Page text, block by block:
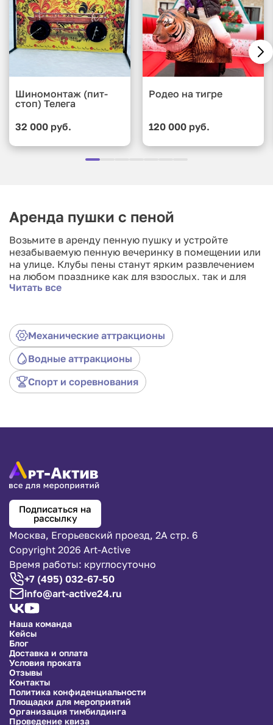
Шиномонтаж (пит-
стоп) Телега
32 000 руб.
Родео на тигре
120 000 руб.
Аренда пушки с пеной
Возьмите в аренду пенную пушку и устройте
незабываемую пенную вечеринку в помещении или
на улице. Клубы пены станут ярким развлечением
на любом празднике как для взрослых, так и для
детей. Пригласите ди-джея и получится
как «пенный футбол». Аренда пенной пушки
обязательно окупится яркими эмоциями гостей.
Закажите пенную пушку на день рождения,
тимбилдинг или корпоратив.
Читать все
Механические аттракционы
Водные аттракционы
Спорт и соревнования
Подписаться на
рассылку
Москва, Егорьевский проезд, 2А стр. 6
Copyright 2026 Art-Active
Время работы: круглосуточно
+7 (495) 032-67-50
info@art-active24.ru
Наша команда
Кейсы
Блог
Доставка и оплата
Условия проката
Отзывы
Контакты
Политика конфиденциальности
Площадки для мероприятий
Организация тимбилдинга
Проведение квиза